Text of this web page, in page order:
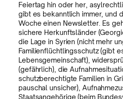
Feiertag hin oder her,
gibt es bekanntlich immer, und
Woche einen Newsletter. Es
sichere Herkunftsländer
die Lage in Syrien (nicht mehr
Familienflüchtlingsschutz (gibt
Lebensgemeinschaft),
(gefährlich), die
schutzberechtigte Familien in
pauschal unsicher),
Staatsangehörige (beim